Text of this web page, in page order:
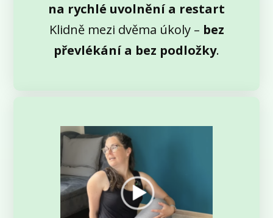
na rychlé uvolnění a restart
Klidně mezi dvěma úkoly – bez
převlékání a bez podložky.